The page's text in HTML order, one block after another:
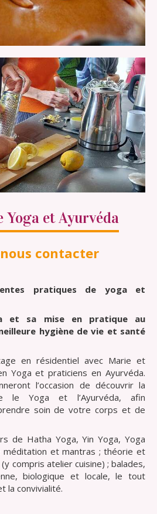
Yoga et Ayurvéda
contacter
pratiques de yoga et
et sa mise en pratique au
hygiène de vie et santé
en résidentiel avec Marie et
Yoga et praticiens en Ayurvéda.
l’occasion de découvrir la
le Yoga et l’Ayurvéda, afin
soin de votre corps et de
de Hatha Yoga, Yin Yoga, Yoga
méditation et mantras ; théorie et
compris atelier cuisine) ; balades,
biologique et locale, le tout
la convivialité.